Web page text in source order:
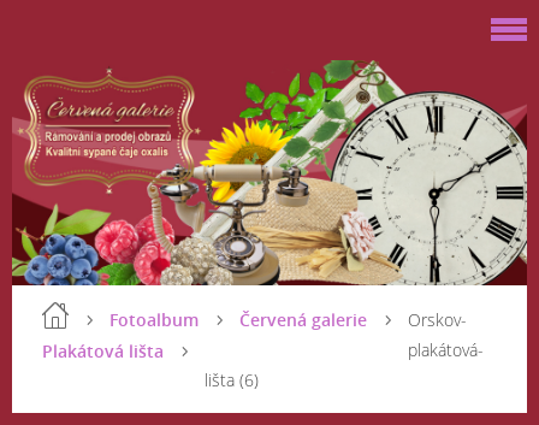
Fotoalbum
Červená galerie
Plakátová lišta
Orskov-
plakátová-
lišta (6)